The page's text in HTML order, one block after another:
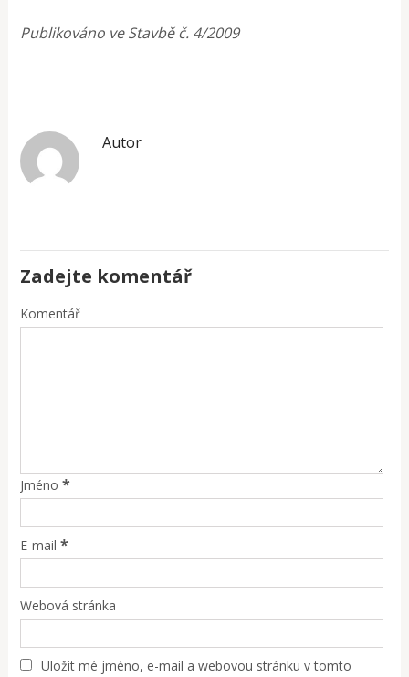
Publikováno ve Stavbě č. 4/2009
Autor
Zadejte komentář
Komentář
Jméno *
E-mail *
Webová stránka
Uložit mé jméno, e-mail a webovou stránku v tomto